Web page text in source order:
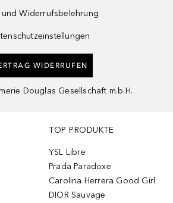
und Widerrufsbelehrung
WIDERRUFEN
Douglas Gesellschaft m.b.H.
TOP PRODUKTE
YSL Libre
Prada Paradoxe
Carolina Herrera Good Girl
DIOR Sauvage